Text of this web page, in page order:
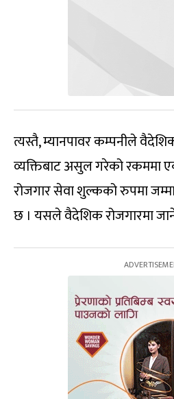
त्यस्तै, म्यानपावर कम्पनीले
व्यक्तिबाट असुल गरेको रकममा
रोजगार सेवा शुल्कको रुपमा
छ । यसले वैदेशिक रोजगारमा